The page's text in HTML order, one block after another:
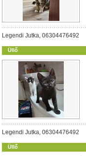
Legendi Jutka, 06304476492
Üllő
Legendi Jutka, 06304476492
Üllő